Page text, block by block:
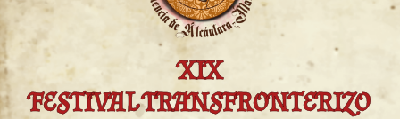
XIX
FESTIVAL TRANSFRONTERIZO